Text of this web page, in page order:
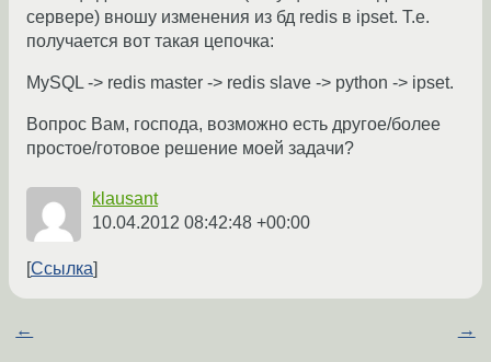
сервере) вношу изменения из бд redis в ipset. Т.е.
получается вот такая цепочка:
MySQL -> redis master -> redis slave -> python -> ipset.
Вопрос Вам, господа, возможно есть другое/более
простое/готовое решение моей задачи?
klausant
10.04.2012 08:42:48 +00:00
Ссылка
← →